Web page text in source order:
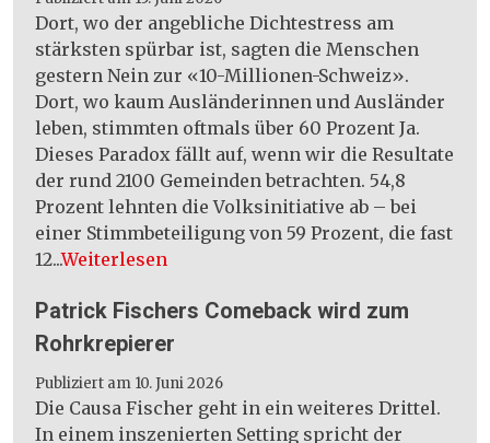
Dort, wo der angebliche Dichtestress am
stärksten spürbar ist, sagten die Menschen
gestern Nein zur «10-Millionen-Schweiz».
Dort, wo kaum Ausländerinnen und Ausländer
leben, stimmten oftmals über 60 Prozent Ja.
Dieses Paradox fällt auf, wenn wir die Resultate
der rund 2100 Gemeinden betrachten. 54,8
Prozent lehnten die Volksinitiative ab – bei
einer Stimmbeteiligung von 59 Prozent, die fast
12...Weiterlesen
Patrick Fischers Comeback wird zum
Rohrkrepierer
Publiziert am 10. Juni 2026
Die Causa Fischer geht in ein weiteres Drittel.
In einem inszenierten Setting spricht der